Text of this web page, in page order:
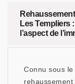
Les Templiers
l’aspect de
Connu sous